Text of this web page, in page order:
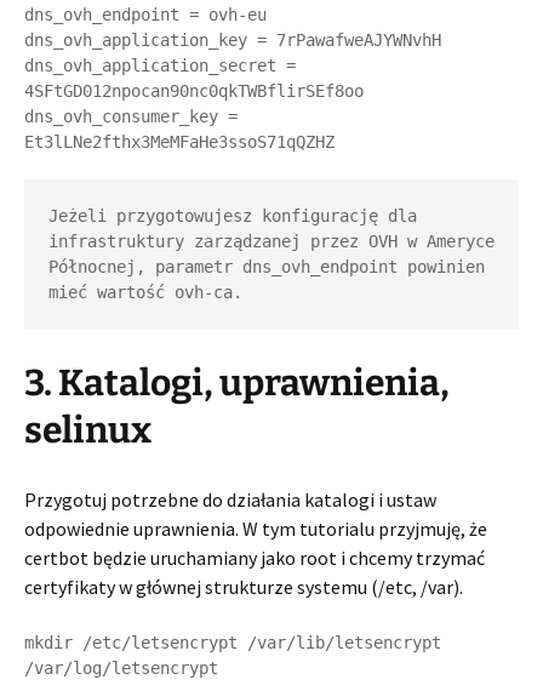
dns_ovh_endpoint = ovh-eu
dns_ovh_application_key = 7rPawafweAJYWNvhH
dns_ovh_application_secret =
4SFtGD012npocan90nc0qkTWBflirSEf8oo
dns_ovh_consumer_key =
Jeżeli przygotowujesz konfigurację dla
infrastruktury zarządzanej przez OVH w Ameryce
Północnej, parametr dns_ovh_endpoint powinien
mieć wartość ovh-ca.
3. Katalogi, uprawnienia,
selinux
Przygotuj potrzebne do działania katalogi i ustaw
odpowiednie uprawnienia. W tym tutorialu przyjmuję, że
certbot będzie uruchamiany jako root i chcemy trzymać
certyfikaty w głównej strukturze systemu (/etc, /var).
mkdir /etc/letsencrypt /var/lib/letsencrypt
/var/log/letsencrypt